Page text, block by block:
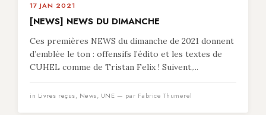
17 JAN 2021
[NEWS] NEWS DU DIMANCHE
Ces premières NEWS du dimanche de 2021 donnent
d’emblée le ton : offensifs l’édito et les textes de
CUHEL comme de Tristan Felix ! Suivent,...
in Livres reçus, News, UNE — par Fabrice Thumerel